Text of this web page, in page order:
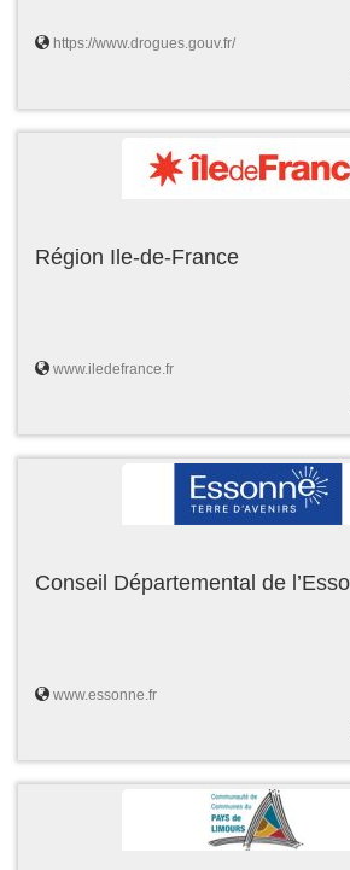
https://www.drogues.gouv.fr/
Région Ile-de-France
www.iledefrance.fr
Conseil Départemental de
www.essonne.fr